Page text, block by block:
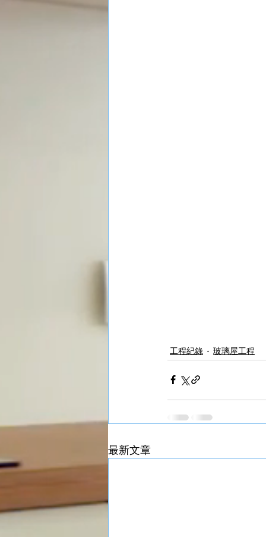
工程紀錄 玻璃屋工程
最新文章